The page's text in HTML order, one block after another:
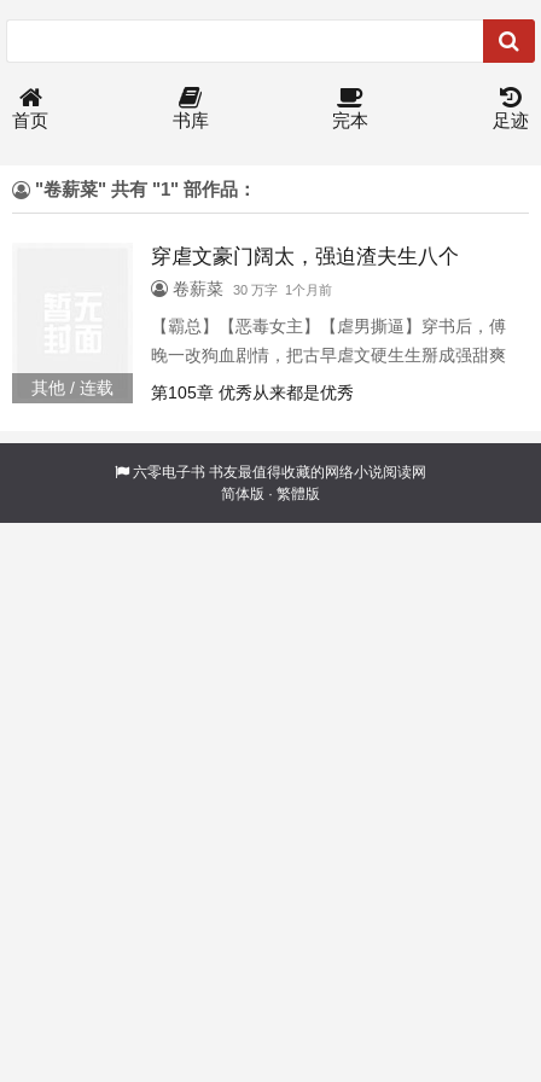
首页 书库 完本 足迹
"卷薪菜" 共有 "1" 部作品：
其他 / 连载
穿虐文豪门阔太，强迫渣夫生八个
卷薪菜 30 万字 1个月前
【霸总】【恶毒女主】【虐男撕逼】穿书后，傅
晚一改狗血剧情，把古早虐文硬生生掰成强甜爽
文。新婚之夜，渣夫和小三厮混？捋回来好好教
—渣夫背着家族给三儿姐盘个大项目？拿来吧
你，陆家的资产，还轮不到外人打理。作为陆家
头牌少夫人，现实商业女精英，穿书后预知剧情
buff，短短几年，陆...
第105章 优秀从来都是优秀
六零电子书 书友最值得收藏的网络小说阅读网
简体版 · 繁體版